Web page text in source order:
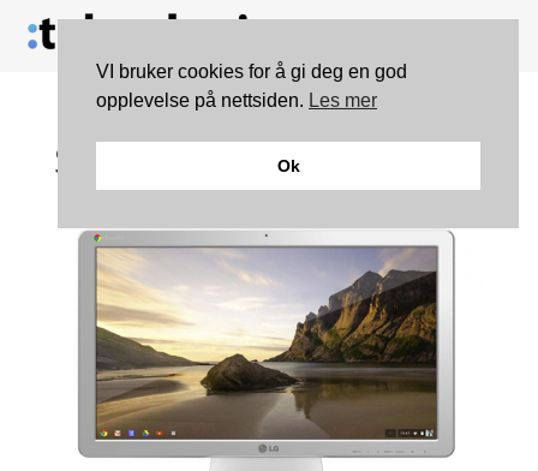
Slik skal Chrome OS
innta skrivebordet
VI bruker cookies for å gi deg en god
opplevelse på nettsiden. Les mer
Ok